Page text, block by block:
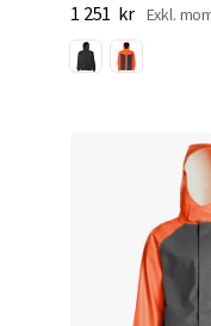
1 251 kr